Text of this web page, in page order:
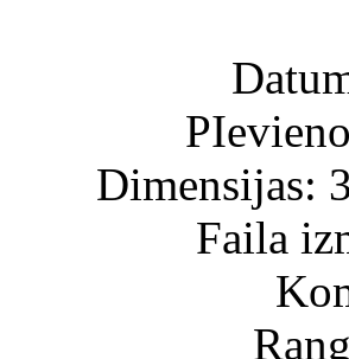
Dimensijas:
Faila